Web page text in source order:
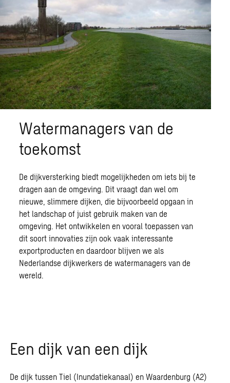
Watermanagers van de
toekomst
De dijkversterking biedt mogelijkheden om iets bij te
dragen aan de omgeving. Dit vraagt dan wel om
nieuwe, slimmere dijken, die bijvoorbeeld opgaan in
het landschap of juist gebruik maken van de
omgeving. Het ontwikkelen en vooral toepassen van
dit soort innovaties zijn ook vaak interessante
exportproducten en daardoor blijven we als
Nederlandse dijkwerkers de watermanagers van de
wereld.
Een dijk van een dijk
De dijk tussen Tiel (Inundatiekanaal) en Waardenburg (A2)